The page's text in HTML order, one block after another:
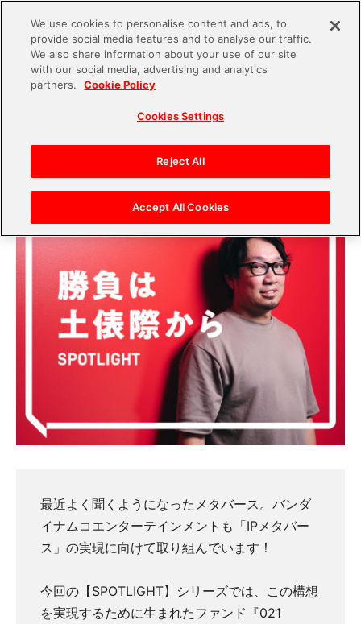
2022.10.14
樹に聞く。商社マンからエンタメ業界へ転身。大
切なことは「人と人、会社と社会をつなぐこと」
最近よく聞くようになったメタバース。バンダ
イナムコエンターテインメントも「IPメタバー
ス」の実現に向けて取り組んでいます！
今回の【SPOTLIGHT】シリーズでは、この構想
を実現するために生まれたファンド『021
We use cookies to personalise content and ads, to
provide social media features and to analyse our traffic.
We also share information about your use of our site
with our social media, advertising and analytics
partners.
Cookie Policy
Cookies Settings
Reject All
Accept All Cookies